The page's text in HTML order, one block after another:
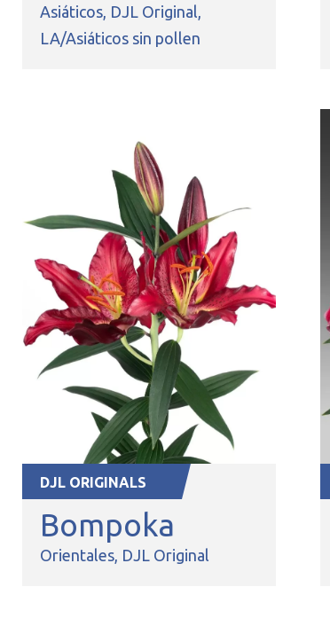
Asiáticos DJL Original
LA/Asiáticos sin pollen
DJL ORIGINALS
Bompoka
Orientales DJL Original